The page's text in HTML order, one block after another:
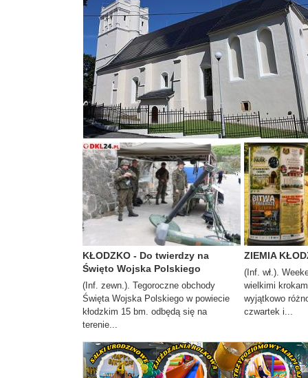
KŁODZKO - Do twierdzy na
Święto Wojska Polskiego
(Inf. zewn.). Tegoroczne obchody
Święta Wojska Polskiego w powiecie
kłodzkim 15 bm. odbędą się na
terenie...
ZIEMIA
(Inf. wł.).
wielkimi
wyjątkowo
czwartek i...